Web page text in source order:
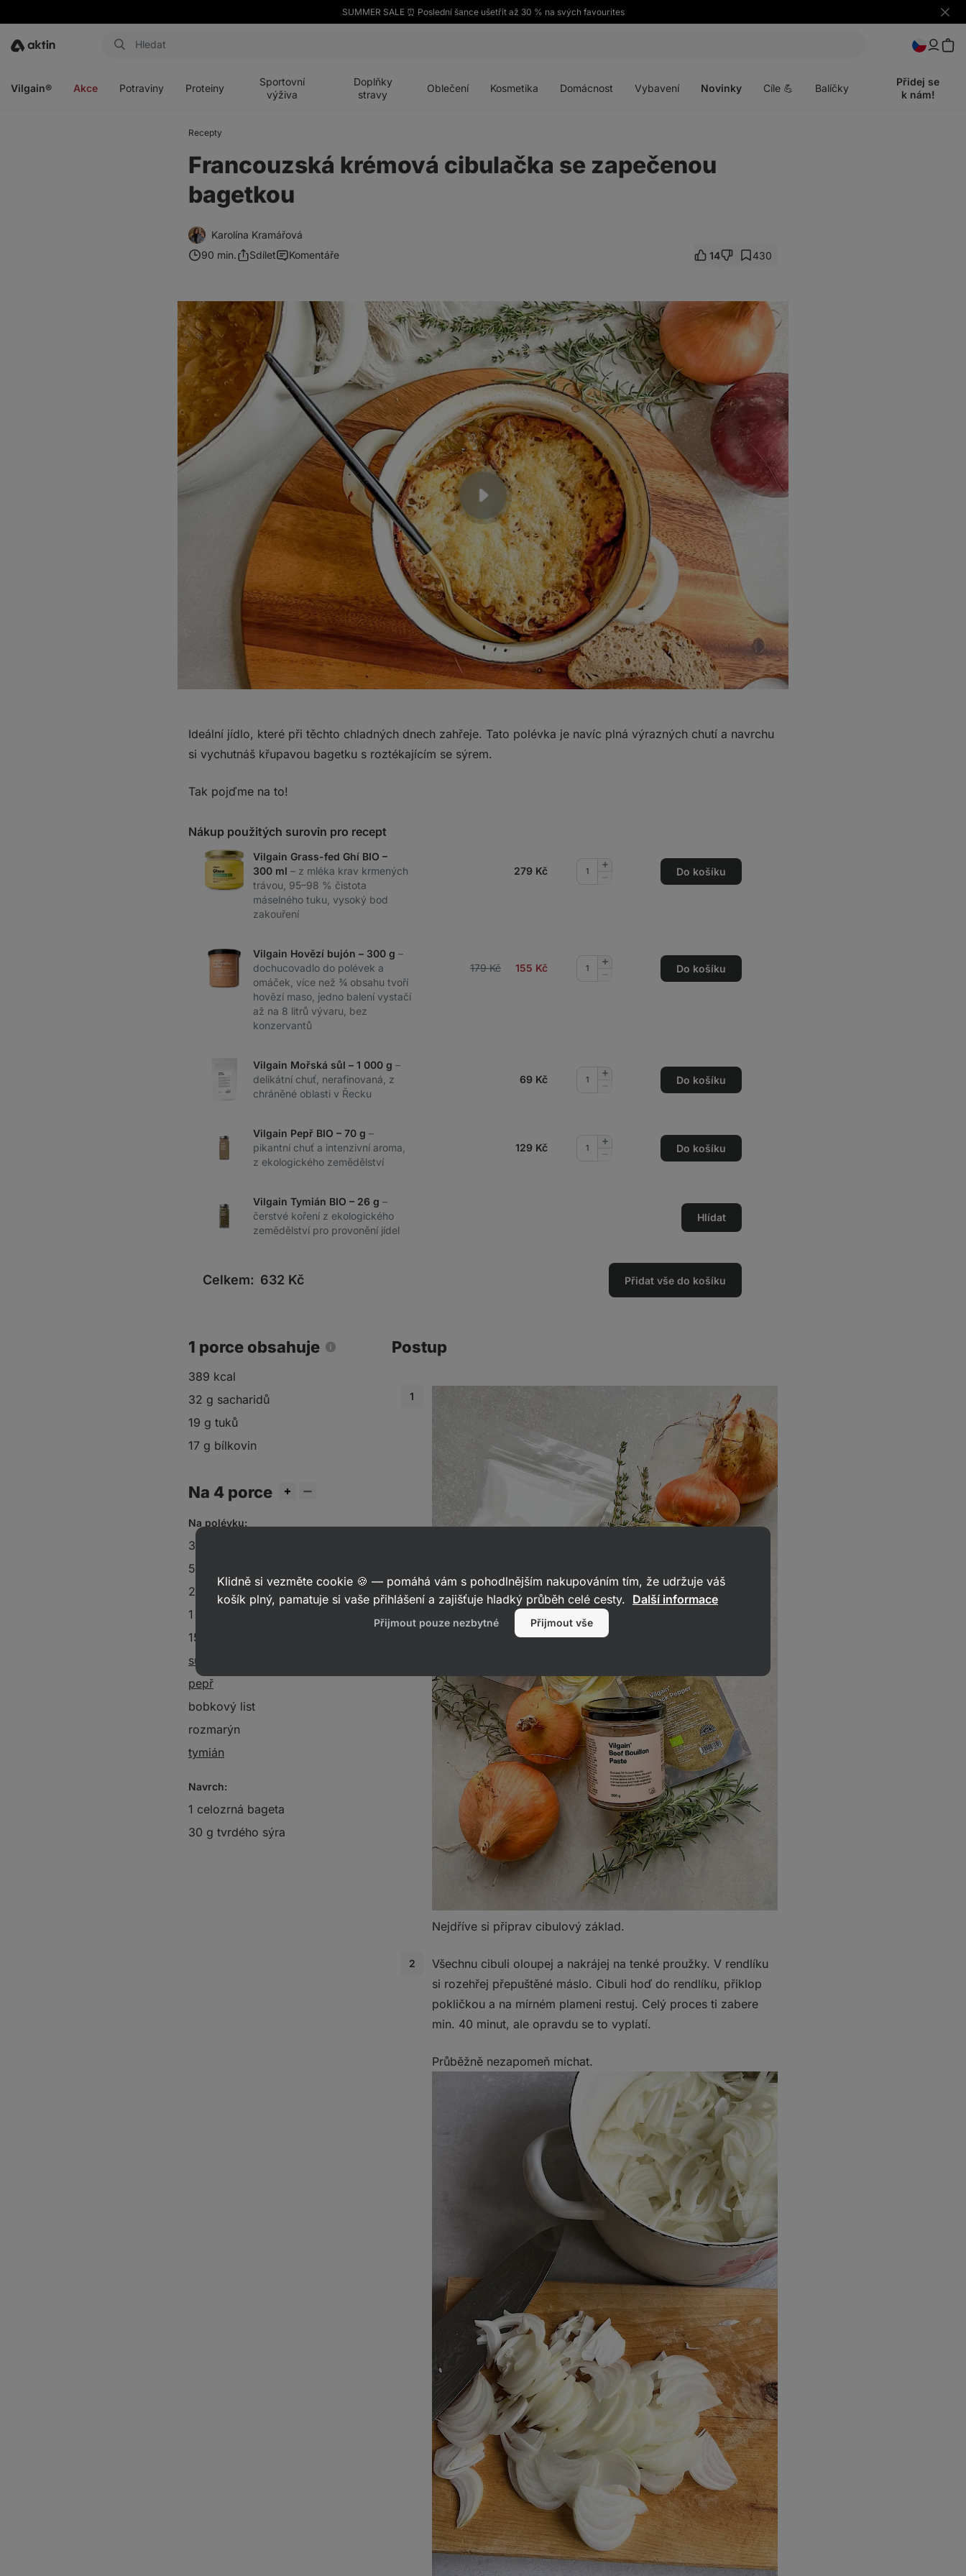
SUMMER SALE ⏰ Poslední šance ušetřit až 30 % na svých favourites
Skrýt
Aktin
Vilgain® Akce Potraviny Proteiny
Sportovní
výživa
Doplňky
stravy
Oblečení Kosmetika Domácnost Vybavení Novinky Cíle 💪 Balíčky
Přidej se
k nám!
Recepty
Francouzská krémová cibulačka se zapečenou
bagetkou
Karolína Kramářová
90 min.
Sdílet Komentáře 14 430
Ideální jídlo, které při těchto chladných dnech zahřeje. Tato polévka je navíc plná výrazných chutí a navrchu
si vychutnáš křupavou bagetku s roztékajícím se sýrem.
Tak pojďme na to!
Nákup použitých surovin pro recept
Vilgain Grass-fed Ghí BIO –
300 ml – z mléka krav krmených
trávou, 95–98 % čistota
máselného tuku, vysoký bod
zakouření
279 Kč
Přidat
Do košíku
Vilgain Hovězí bujón – 300 g –
dochucovadlo do polévek a
omáček, více než ¾ obsahu tvoří
hovězí maso, jedno balení vystačí
až na 8 litrů vývaru, bez
konzervantů
179 Kč 155 Kč
Přidat
Do košíku
Vilgain Mořská sůl – 1 000 g –
delikátní chuť, nerafinovaná, z
chráněné oblasti v Řecku
69 Kč
Přidat
Do košíku
Vilgain Pepř BIO – 70 g –
pikantní chuť a intenzivní aroma,
z ekologického zemědělství
129 Kč
Přidat
Do košíku
Vilgain Tymián BIO – 26 g –
čerstvé koření z ekologického
zemědělství pro provonění jídel
Hlídat
Celkem: 632 Kč Přidat vše do košíku
1 porce obsahuje
389 kcal
32 g sacharidů
19 g tuků
17 g bílkovin
Na 4 porce
Na polévku:
3 cibule
50 g
2 lžíce
Vilgain bujónu
1 l vody
150 ml bílého vína
sůl
pepř
bobkový list
rozmarýn
tymián
Navrch:
1 celozrná bageta
30 g tvrdého sýra
Postup
Nejdříve si připrav cibulový základ.
Všechnu cibuli oloupej a nakrájej na tenké proužky. V rendlíku
si rozehřej přepuštěné máslo. Cibuli hoď do rendlíku, přiklop
pokličkou a na mírném plameni restuj. Celý proces ti zabere
min. 40 minut, ale opravdu se to vyplatí.
Průběžně nezapomeň míchat.
Klidně si vezměte cookie 🍪 — pomáhá vám s pohodlnějším nakupováním tím, že udržuje váš
košík plný, pamatuje si vaše přihlášení a zajišťuje hladký průběh celé cesty. Další informace
Přijmout pouze nezbytné Přijmout vše